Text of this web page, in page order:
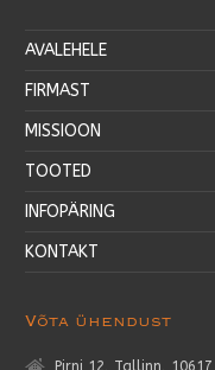
AVALEHELE
FIRMAST
MISSIOON
TOOTED
INFOPÄRING
KONTAKT
Võta ühendust
Pirni 12, Tallinn, 10617